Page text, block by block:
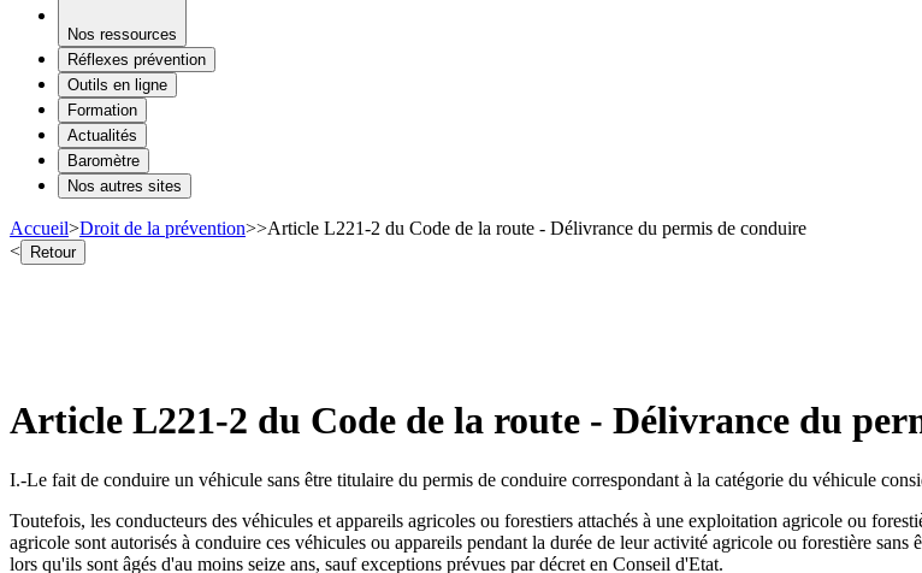
Nos ressources
Réflexes prévention
Outils en ligne
Formation
Actualités
Baromètre
Nos autres sites
Accueil>Droit de la prévention>>Article L221-2 du Code de la route - Délivrance du permis de conduire
< Retour
Article L221-2 du Code de la route - Délivrance du
I.-Le fait de conduire un véhicule sans être titulaire du permis de conduire correspondant à la catégorie du véhicule
Toutefois, les conducteurs des véhicules et appareils agricoles ou forestiers attachés à une exploitation agricole ou
agricole sont autorisés à conduire ces véhicules ou appareils pendant la durée de leur activité agricole ou forestière
lors qu'ils sont âgés d'au moins seize ans, sauf exceptions prévues par décret en Conseil d'Etat.